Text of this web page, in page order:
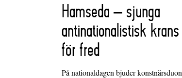
Hamseda – sjunga
antinationalistisk krans
för fred
På nationaldagen bjuder konstnärsduon